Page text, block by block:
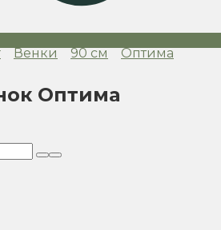
Венки 90 см Оптима
Оптима